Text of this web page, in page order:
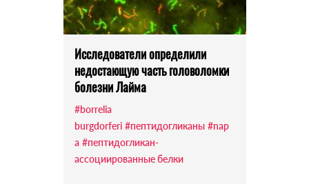
Исследователи определили
недостающую часть головоломки
болезни Лайма
#borrelia
burgdorferi #пептидогликаны #nap
a #пептидогликан-
ассоциированные белки